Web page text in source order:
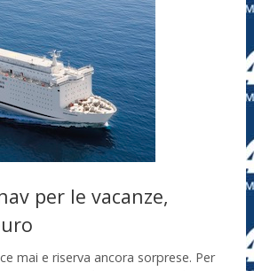
per le vacanze,
mai e riserva ancora sorprese. Per